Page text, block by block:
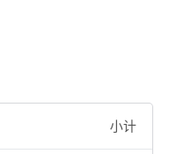
小计